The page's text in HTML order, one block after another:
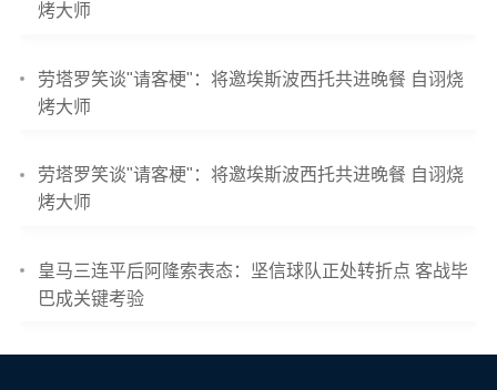
烤大师
劳塔罗笑谈"请客梗"：将邀埃斯波西托共进晚餐 自诩烧
烤大师
劳塔罗笑谈"请客梗"：将邀埃斯波西托共进晚餐 自诩烧
烤大师
皇马三连平后阿隆索表态：坚信球队正处转折点 客战毕
巴成关键考验